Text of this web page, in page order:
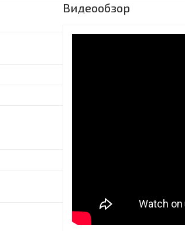
Видеообзор